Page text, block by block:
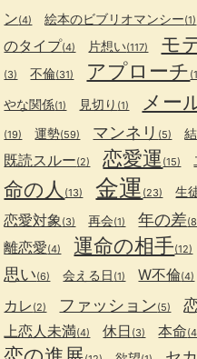
ン(4) 絵本のビブリオマンシー(1)
のタイプ(4) 片想い(117) モ
(3) 不倫(31) アプローチ
やな関係(1) 見切り (1) メー
(19) 運勢(59) マンネリ (5)
既読スルー(2) 恋愛運 (15)
命の人 (13) 金運 (23) 生
恋愛対象(3) 再会(1) 年の差
離恋愛(4) 運命の相手(12)
思い(6) 会える日 (1) W不倫(4)
カレ (2) ファッション(5)
上恋人未満(4) 休日 (3) 本命